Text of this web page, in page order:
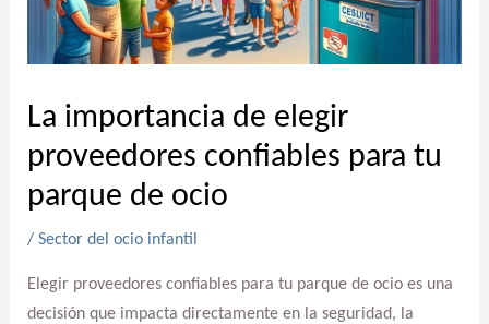
La importancia de elegir
proveedores confiables para tu
parque de ocio
/ Sector del ocio infantil
Elegir proveedores confiables para tu parque de ocio es una
decisión que impacta directamente en la seguridad, la